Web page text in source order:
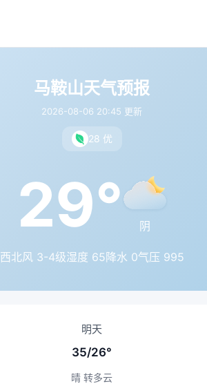
马鞍山天气预报
2026-08-06 20:45 更新
28 优
29° 阴
西北风 3-4级湿度 65降水 0气压 995
明天
35/26°
晴 转多云